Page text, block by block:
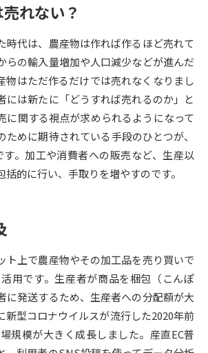
小学校教員資格認定試験
格認定
学研究 大学検索
特徴を調べる
進路の３択
ージ
新学年スタート号特集ページ
（高2生用）
れない？
時代は、農産物は作れば作るほど売れて
らの輸入量増加や人口減少などが進んだ
物はただ作るだけでは売れなくなりまし
には新たに「どうすれば売れるのか」と
に関する視点が求められるようになって
ために期待されている手段のひとつが、
。加工や消費者への販売など、生産以
的に行い、手取りを増やすのです。
ト上で農産物やその加工品を売り買いで
用です。生産者が商品を梱包（こんぽ
に発送するため、生産者への分配額が大
新型コロナウイルスが流行した2020年前
規模が大きく成長しました。産直EC普